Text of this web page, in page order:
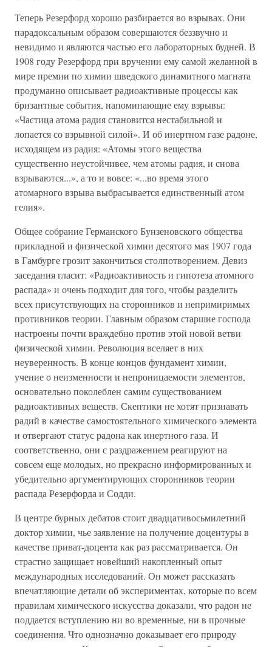
Теперь Резерфорд хорошо разбирается во взрывах. Они
парадоксальным образом совершаются беззвучно и
невидимо и являются частью его лабораторных будней. В
1908 году Резерфорд при вручении ему самой желанной в
мире премии по химии шведского динамитного магната
продуманно описывает радиоактивные процессы как
бризантные события, напоминающие ему взрывы:
«Частица атома радия становится нестабильной и
лопается со взрывной силой». И об инертном газе радоне,
исходящем из радия: «Атомы этого вещества
существенно неустойчивее, чем атомы радия, и снова
взрываются...», а то и вовсе: «...во время этого
атомарного взрыва выбрасывается единственный атом
гелия».
Общее собрание Германского Бунзеновского общества
прикладной и физической химии десятого мая 1907 года
в Гамбурге грозит закончиться столпотворением. Девиз
заседания гласит: «Радиоактивность и гипотеза атомного
распада» и очень подходит для того, чтобы разделить
всех присутствующих на сторонников и непримиримых
противников теории. Главным образом старшие господа
настроены почти враждебно против этой новой ветви
физической химии. Революция вселяет в них
неуверенность. В конце концов фундамент химии,
учение о неизменности и непроницаемости элементов,
основательно поколеблен самим существованием
радиоактивных веществ. Скептики не хотят признавать
радий в качестве самостоятельного химического элемента
и отвергают статус радона как инертного газа. И
соответственно, они с раздражением реагируют на
совсем еще молодых, но прекрасно информированных и
убедительно аргументирующих сторонников теории
распада Резерфорда и Содди.
В центре бурных дебатов стоит двадцативосьмилетний
доктор химии, чье заявление на получение доцентуры в
качестве приват-доцента как раз рассматривается. Он
страстно защищает новейший накопленный опыт
международных исследований. Он может рассказать
впечатляющие детали об экспериментах, которые по всем
правилам химического искусства доказали, что радон не
поддается вступлению ни во временные, ни в прочные
соединения. Что однозначно доказывает его природу